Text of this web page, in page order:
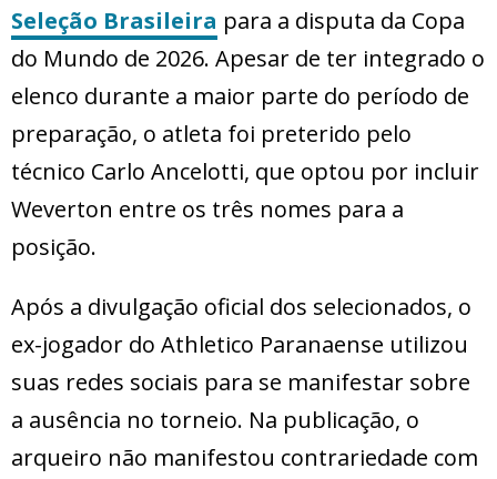
Seleção Brasileira para a disputa da Copa
do Mundo de 2026. Apesar de ter integrado o
elenco durante a maior parte do período de
preparação, o atleta foi preterido pelo
técnico Carlo Ancelotti, que optou por incluir
Weverton entre os três nomes para a
posição.
Após a divulgação oficial dos selecionados, o
ex-jogador do Athletico Paranaense utilizou
suas redes sociais para se manifestar sobre
a ausência no torneio. Na publicação, o
arqueiro não manifestou contrariedade com